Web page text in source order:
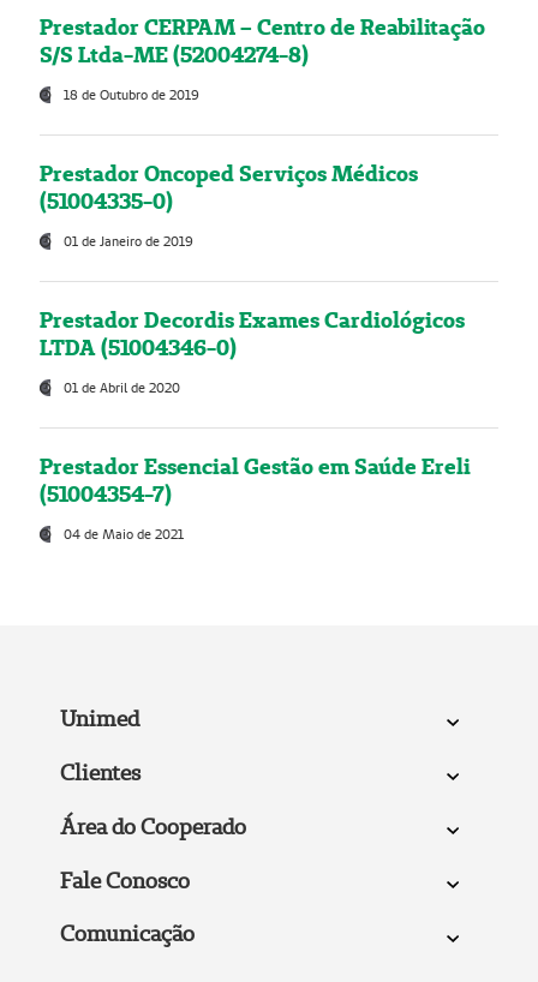
Prestador CERPAM – Centro de Reabilitação
S/S Ltda-ME (52004274-8)
18 de Outubro de 2019
Prestador Oncoped Serviços Médicos
(51004335-0)
01 de Janeiro de 2019
Prestador Decordis Exames Cardiológicos
LTDA (51004346-0)
01 de Abril de 2020
Prestador Essencial Gestão em Saúde Ereli
(51004354-7)
04 de Maio de 2021
Unimed
Clientes
Área do Cooperado
Fale Conosco
Comunicação